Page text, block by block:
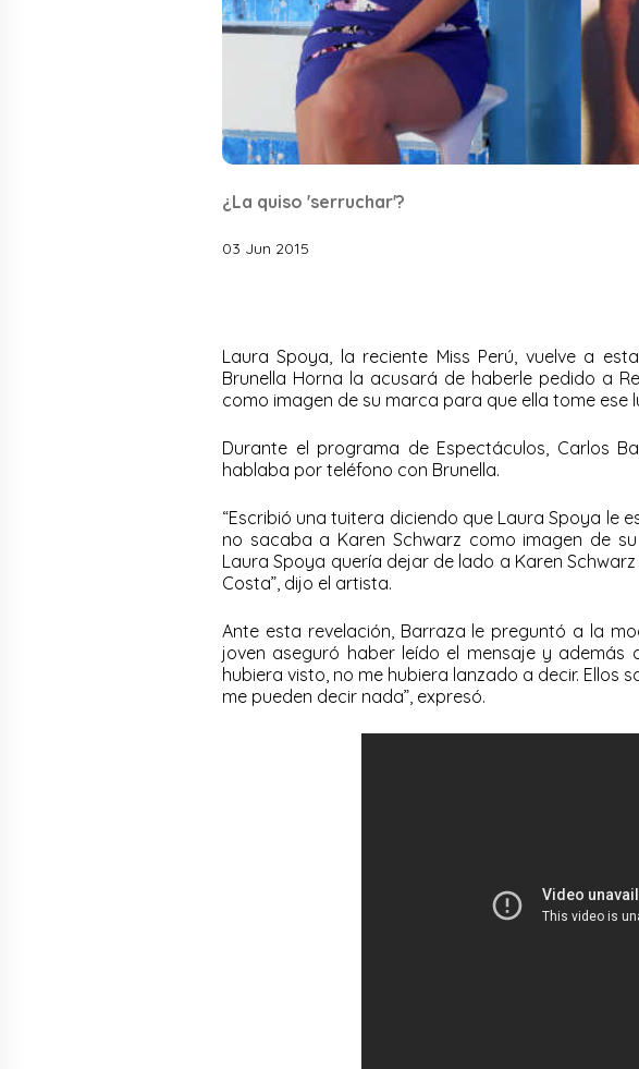
¿La quiso 'serruchar'?
03 Jun 2015
Laura Spoya, la reciente Miss Perú, vuelve a
Brunella Horna la acusará de haberle pedido a
como imagen de su marca para que ella tome ese
Durante el programa de Espectáculos, Carlos
hablaba por teléfono con Brunella.
“Escribió una tuitera diciendo que Laura Spoya le
no sacaba a Karen Schwarz como imagen de
Laura Spoya quería dejar de lado a Karen
Costa”, dijo el artista.
Ante esta revelación, Barraza le preguntó a la
joven aseguró haber leído el mensaje y además
hubiera visto, no me hubiera lanzado a decir. Ellos
me pueden decir nada”, expresó.